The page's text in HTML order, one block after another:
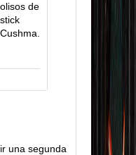
de
una segunda